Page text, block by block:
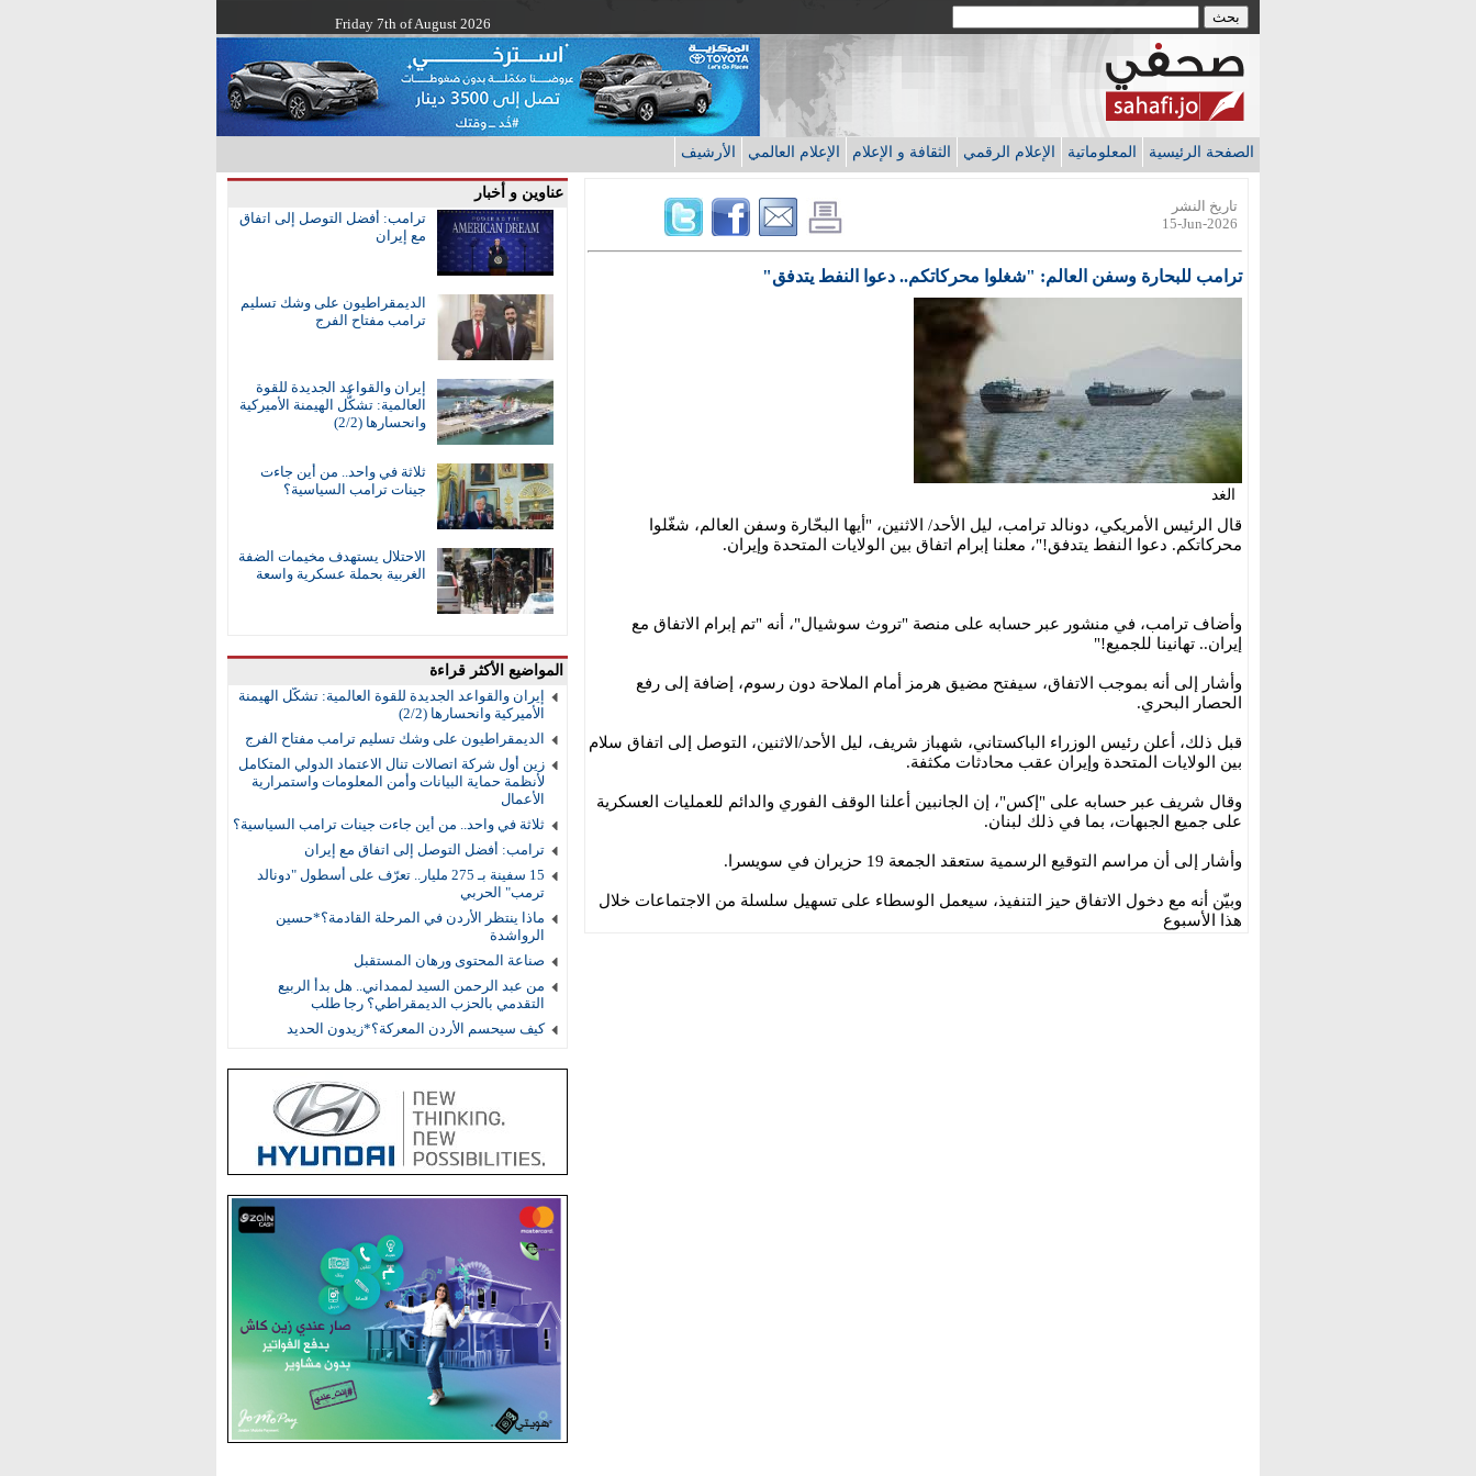
Friday 7th of August 2026
الصفحة الرئيسية المعلوماتية الإعلام الرقمي الثقافة و الإعلام الإعلام العالمي الأرشيف
عناوين و أخبار
ترامب: أفضل التوصل إلى اتفاق
مع إيران
الديمقراطيون على وشك تسليم
ترامب مفتاح الفرج
إيران والقواعد الجديدة للقوة
العالمية: تشكُّل الهيمنة الأميركية
وانحسارها (2/2)
ثلاثة في واحد.. من أين جاءت
جينات ترامب السياسية؟
الاحتلال يستهدف مخيمات الضفة
الغربية بحملة عسكرية واسعة
المواضيع الأكثر قراءة
إيران والقواعد الجديدة للقوة العالمية: تشكُّل الهيمنة
الأميركية وانحسارها (2/2)
الديمقراطيون على وشك تسليم ترامب مفتاح الفرج
زين أول شركة اتصالات تنال الاعتماد الدولي المتكامل
لأنظمة حماية البيانات وأمن المعلومات واستمرارية
الأعمال
ثلاثة في واحد.. من أين جاءت جينات ترامب السياسية؟
ترامب: أفضل التوصل إلى اتفاق مع إيران
15 سفينة بـ 275 مليار.. تعرّف على أسطول "دونالد
ترمب" الحربي
ماذا ينتظر الأردن في المرحلة القادمة؟*حسين
الرواشدة
صناعة المحتوى ورهان المستقبل
من عبد الرحمن السيد لممداني.. هل بدأ الربيع
التقدمي بالحزب الديمقراطي؟ رجا طلب
كيف سيحسم الأردن المعركة؟*زيدون الحديد
تاريخ النشر
15-Jun-2026
ترامب للبحارة وسفن العالم: "شغلوا محركاتكم.. دعوا النفط يتدفق"
الغد
قال الرئيس الأمريكي، دونالد ترامب، ليل الأحد/ الاثنين، "أيها البحّارة وسفن العالم، شغّلوا
محركاتكم. دعوا النفط يتدفق!"، معلنا إبرام اتفاق بين الولايات المتحدة وإيران.
وأضاف ترامب، في منشور عبر حسابه على منصة "تروث سوشيال"، أنه "تم إبرام الاتفاق مع
إيران.. تهانينا للجميع!"
وأشار إلى أنه بموجب الاتفاق، سيفتح مضيق هرمز أمام الملاحة دون رسوم، إضافة إلى رفع
الحصار البحري.
قبل ذلك، أعلن رئيس الوزراء الباكستاني، شهباز شريف، ليل الأحد/الاثنين، التوصل إلى اتفاق سلام
بين الولايات المتحدة وإيران عقب محادثات مكثفة.
وقال شريف عبر حسابه على "إكس"، إن الجانبين أعلنا الوقف الفوري والدائم للعمليات العسكرية
على جميع الجبهات، بما في ذلك لبنان.
وأشار إلى أن مراسم التوقيع الرسمية ستعقد الجمعة 19 حزيران في سويسرا.
وبيّن أنه مع دخول الاتفاق حيز التنفيذ، سيعمل الوسطاء على تسهيل سلسلة من الاجتماعات خلال
هذا الأسبوع